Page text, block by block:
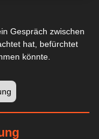
Gespräch zwischen
hat, befürchtet
könnte.